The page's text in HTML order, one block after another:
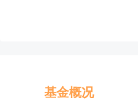
基金概况